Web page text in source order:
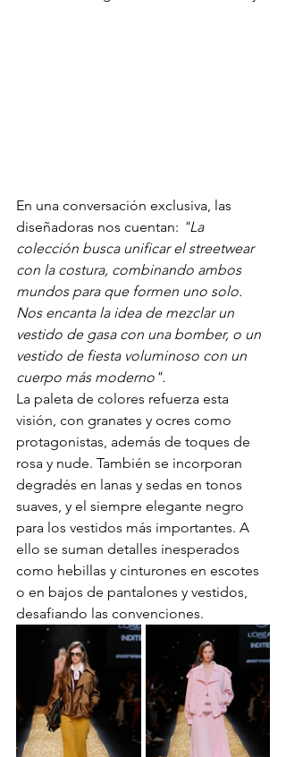
En una conversación exclusiva, las
diseñadoras nos cuentan: "La
colección busca unificar el streetwear
con la costura, combinando ambos
mundos para que formen uno solo.
Nos encanta la idea de mezclar un
vestido de gasa con una bomber, o un
vestido de fiesta voluminoso con un
cuerpo más moderno".
La paleta de colores refuerza esta
visión, con granates y ocres como
protagonistas, además de toques de
rosa y nude. También se incorporan
degradés en lanas y sedas en tonos
suaves, y el siempre elegante negro
para los vestidos más importantes. A
ello se suman detalles inesperados
como hebillas y cinturones en escotes
o en bajos de pantalones y vestidos,
desafiando las convenciones.